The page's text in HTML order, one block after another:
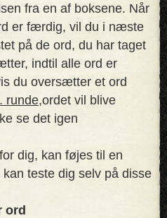
fra en af ​​boksene. Når
er færdig, vil du i næste
på de ord, du har taget
indtil alle ord er
du oversætter et ord
runde,ordet vil blive
se det igen
dig, kan føjes til en
teste dig selv på disse
ord